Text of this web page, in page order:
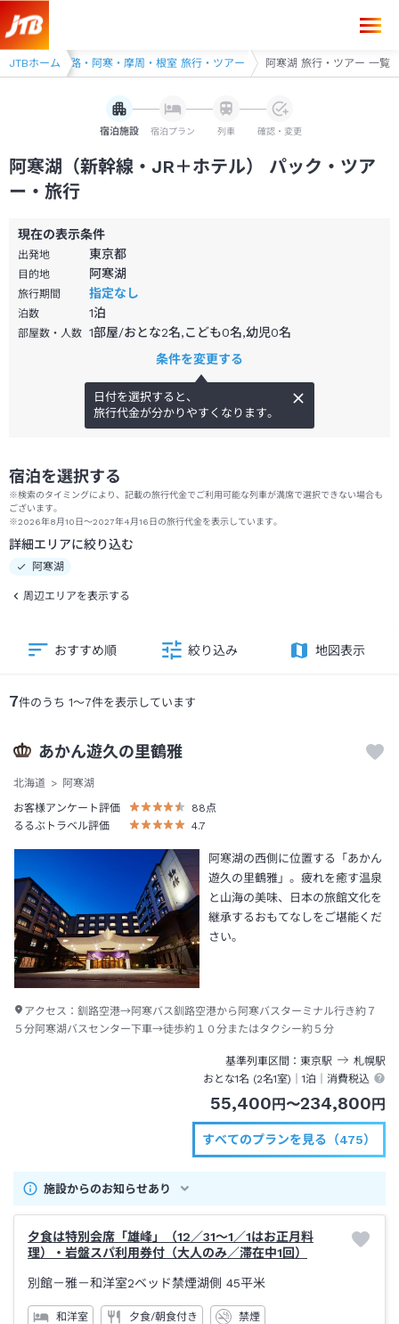
JTBホーム
ツアー 釧路・阿寒・摩周・根室 旅行・ツアー 阿寒湖 旅行・ツアー 一覧
宿泊施設 宿泊プラン 列車 確認・変更
阿寒湖（新幹線・JR＋ホテル） パック・ツア
ー・旅行
現在の表示条件
出発地 東京都
目的地 阿寒湖
旅行期間 指定なし
泊数 1泊
部屋数・人数 1部屋/おとな2名,こども0名,幼児0名
条件を変更する
日付を選択すると、
旅行代金が分かりやすくなります。
宿泊を選択する
※検索のタイミングにより、記載の旅行代金でご利用可能な列車が満席で選択できない場合も
ございます。
※2026年8月10日～2027年4月16日の旅行代金を表示しています。
詳細エリアに絞り込む
阿寒湖
周辺エリアを表示する
7件のうち 1～7件を表示しています
おすすめ順 絞り込み 地図表示
あかん遊久の里鶴雅
北海道
阿寒湖
お客様アンケート評価
88 点
るるぶトラベル評価
4.7
阿寒湖の西側に位置する「あかん
遊久の里鶴雅」。疲れを癒す温泉
と山海の美味、日本の旅館文化を
継承するおもてなしをご堪能くだ
さい。
アクセス： 釧路空港→阿寒バス釧路空港から阿寒バスターミナル行き約７
５分阿寒湖バスセンター下車→徒歩約１０分またはタクシー約５分
基準列車区間 東京駅 札幌駅
おとな1名 (2名1室)｜1泊 ｜消費税込
55,400 円 〜234,800 円
すべてのプランを見る（475）
施設からのお知らせあり
夕食は特別会席「雄峰」（12／31～1／1はお正月料
理）・岩盤スパ利用券付（大人のみ／滞在中1回）
別館－雅－和洋室2ベッド禁煙湖側 45平米
和洋室 夕食/朝食付き 禁煙